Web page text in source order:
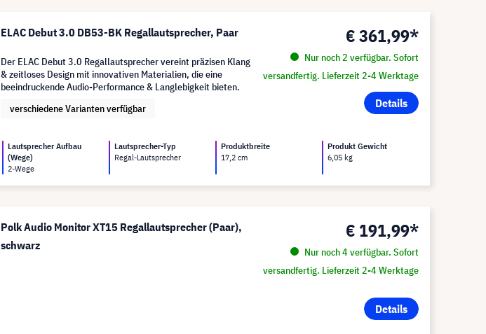
ELAC Debut 3.0 DB53-BK Regallautsprecher, Paar € 361,99*
Nur noch 2 verfügbar. Sofort
versandfertig. Lieferzeit 2-4 Werktage
Details
Der ELAC Debut 3.0 Regallautsprecher vereint präzisen Klang
& zeitloses Design mit innovativen Materialien, die eine
beeindruckende Audio-Performance & Langlebigkeit bieten.
verschiedene Varianten verfügbar
Lautsprecher Aufbau
(Wege)
2-Wege
Lautsprecher-Typ
Regal-Lautsprecher
Produktbreite
17,2 cm
Produkt Gewicht
6,05 kg
Polk Audio Monitor XT15 Regallautsprecher (Paar),
schwarz
€ 191,99*
Nur noch 4 verfügbar. Sofort
versandfertig. Lieferzeit 2-4 Werktage
Details